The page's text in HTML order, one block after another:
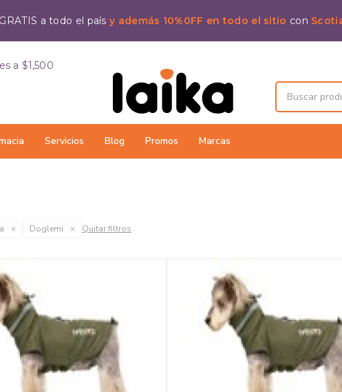
a todo el paísy además 10%0FF en todo el sitio con
Servicios Blog Promos Marcas
a $1,500
Doglemi Quitar filtros